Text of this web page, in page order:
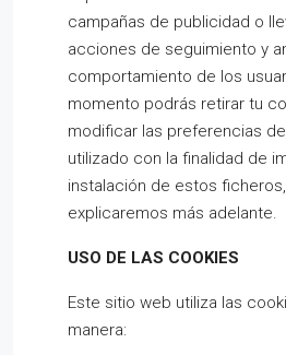
campañas de publicidad o
acciones de seguimiento y
comportamiento de los
momento podrás retirar tu
modificar las preferencias
utilizado con la finalidad de
instalación de estos
explicaremos más adelante.
USO DE LAS COOKIES
Este sitio web utiliza las
manera: